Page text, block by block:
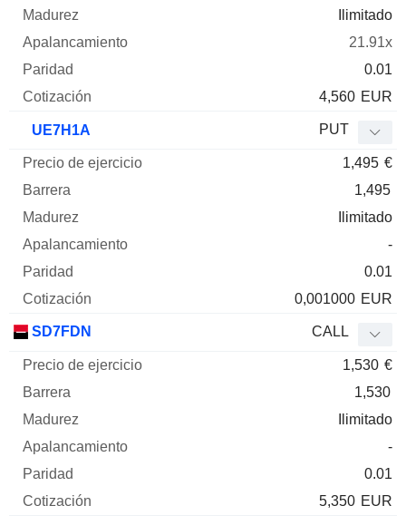
Ilimitado
21.91x
0.01
4,560 EUR
UE7H1A PUT
1,495 €
1,495
Ilimitado
-
0.01
0,001000 EUR
SD7FDN CALL
1,530 €
1,530
Ilimitado
-
0.01
5,350 EUR